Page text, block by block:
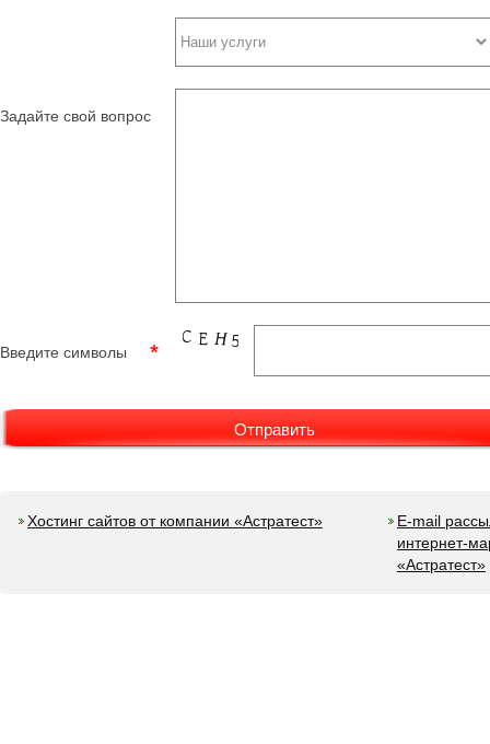
Задайте свой вопрос
Введите символы
Хостинг сайтов от компании «Астратест»
E-mail
интернет-
«Астратест»